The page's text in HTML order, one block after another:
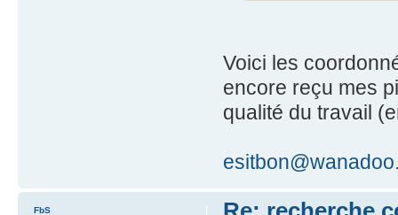
Voici les
encore reçu mes
qualité du travail
FbS